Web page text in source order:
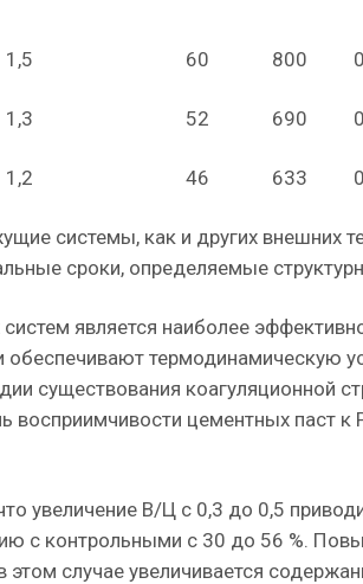
1,5 60 800
1,3 52 690
1,2 46 633
системы, как и других внешних
сроки, определяемые
является наиболее
термодинамическую
существования коагуляционной
восприимчивости цементных паст
увеличение В/Ц с 0,3 до 0,5
с контрольными с 30 до 56 %.
этом случае увеличивается